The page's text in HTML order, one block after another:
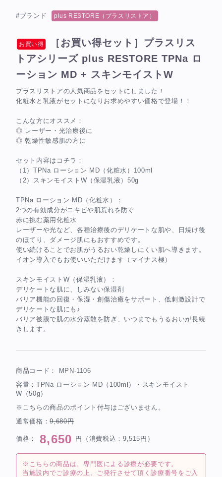
#ブランド plus RESTORE（プラスリストア）
お買い得
［お買い得セット］プラスリス
トアシリーズ plus RESTORE TPNa ロ
ーション MD + スキンモイストW
プラスリストアの人気商品をセットにしました！
化粧水と乳液がセットになりお求めやすい価格で登場！！
こんな方にオススメ：
◎ レーザー・光治療後に
◎ 乾燥性敏感肌の方に
セット内容はコチラ：
（1）TPNa ローション MD（化粧水）100ml
（2）スキンモイストW（保湿乳液）50g
TPNa ローション MD（化粧水）：
2つの有効成分がニキビや肌荒れを防ぐ
赤に挑む薬用化粧水
レーザーや光など、各種治療後のデリケートな肌や、日焼け後
のほてり、ダメージ肌にもおすすめです。
使い続けることでお肌がうるおい乾燥しにくい肌へ導きます。
イオン導入でもお使いいただけます（マイナス極）
スキンモイストW（保湿乳液）：
デリケートな肌に、しみない保湿剤
バリア機能の回復・保湿・創傷治癒をサポート、低刺激設計で
デリケートな肌にも♪
バリア被膜で肌の水分蒸散を防ぎ、いつまでもうるおいが長続
きします。
商品コード： MPN-1106
容量：TPNa ローション MD（100ml）・スキンモイスト
W（50g）
※こちらの商品のポイント付与はございません。
通常価格：9,680円
価格： 8,650 円（消費税込：9,515円）
※こちらの商品は、専門医による診療が必要です。
当施設内でご診療の上、ご発行させて頂く診療番号をご入